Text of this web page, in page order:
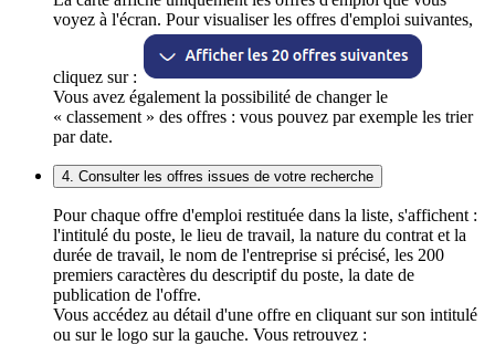
voyez à l'écran. Pour visualiser les offres d'emploi suivantes,
cliquez sur :
Vous avez également la possibilité de changer le
« classement » des offres : vous pouvez par exemple les trier
par date.
4. Consulter les offres issues de votre recherche
Pour chaque offre d'emploi restituée dans la liste, s'affichent :
l'intitulé du poste, le lieu de travail, la nature du contrat et la
durée de travail, le nom de l'entreprise si précisé, les 200
premiers caractères du descriptif du poste, la date de
publication de l'offre.
Vous accédez au détail d'une offre en cliquant sur son intitulé
ou sur le logo sur la gauche. Vous retrouvez :